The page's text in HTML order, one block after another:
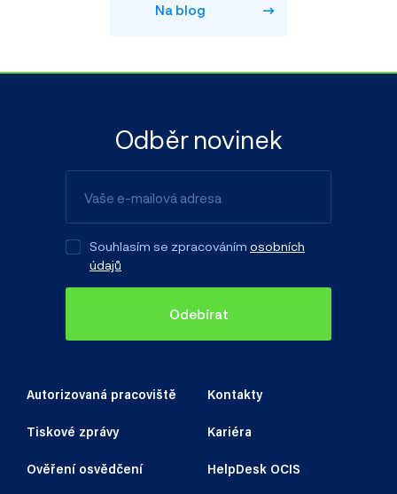
Na blog
Autorizovaná pracoviště Kontakty
Tiskové zprávy Kariéra
Ověření osvědčení HelpDesk OCIS
Odběr novinek
Souhlasím se zpracováním osobních
údajů
Odebírat